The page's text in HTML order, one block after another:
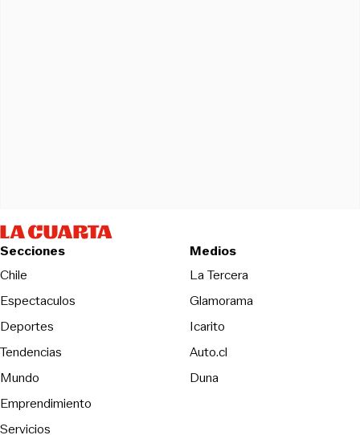
Secciones
Chile
Espectaculos
Deportes
Tendencias
Mundo
Emprendimiento
Servicios
Medios
La TerceraOpens in new
Glamorama
Icarito
Auto.cl
DunaOpens in new window